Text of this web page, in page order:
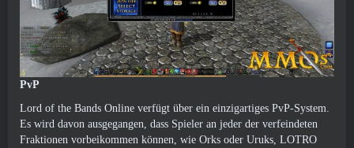
PvP
Lord of the Bands Online verfügt über ein einzigartiges PvP-System.
Es wird davon ausgegangen, dass Spieler an jeder der verfeindeten
Fraktionen vorbeikommen können, wie Orks oder Uruks, LOTRO